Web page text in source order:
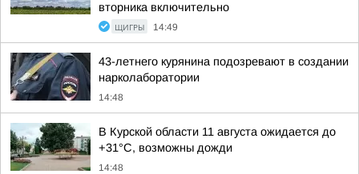
вторника включительно
ЩИГРЫ 14:49
43-летнего курянина подозревают в создании
нарколаборатории
14:48
В Курской области 11 августа ожидается до
+31°С, возможны дожди
14:48